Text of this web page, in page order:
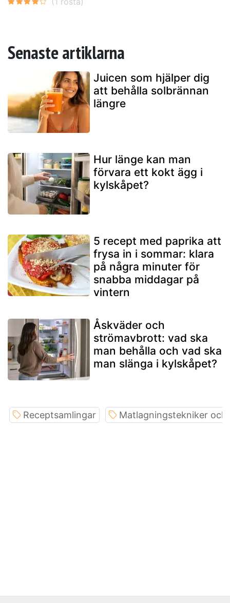
Senaste artiklarna
Juicen som hjälper dig
att behålla solbrännan
längre
Hur länge kan man
förvara ett kokt ägg i
kylskåpet?
5 recept med paprika att
frysa in i sommar: klara
på några minuter för
snabba middagar på
vintern
Åskväder och
strömavbrott: vad ska
man behålla och vad ska
man slänga i kylskåpet?
Receptsamlingar Matlagningstekniker och